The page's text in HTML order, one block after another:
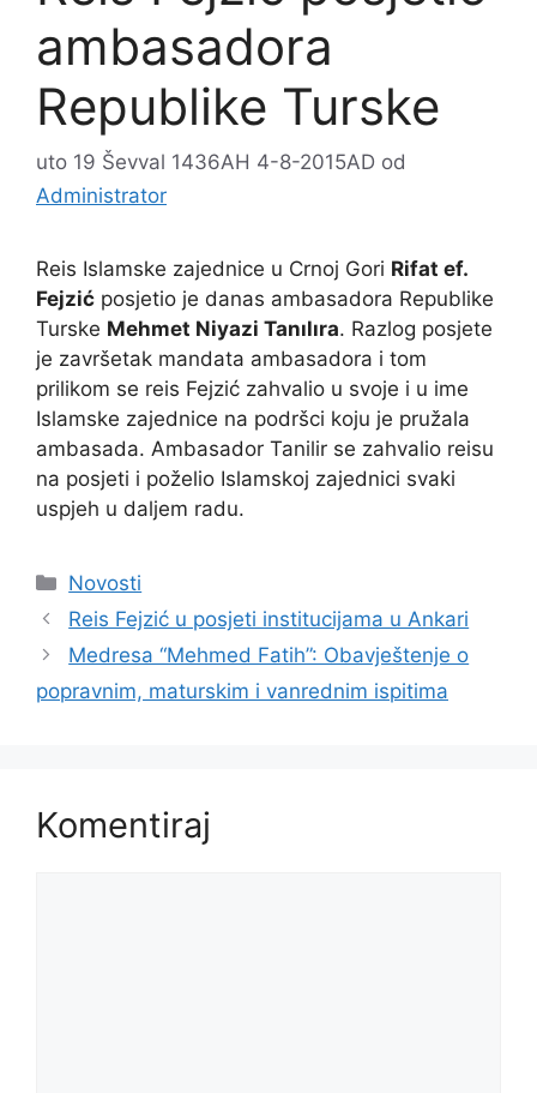
ambasadora
Republike Turske
uto 19 Ševval 1436AH 4-8-2015AD od
Administrator
Reis Islamske zajednice u Crnoj Gori Rifat ef.
Fejzić posjetio je danas ambasadora Republike
Turske Mehmet Niyazi Tanılıra. Razlog posjete
je završetak mandata ambasadora i tom
prilikom se reis Fejzić zahvalio u svoje i u ime
Islamske zajednice na podršci koju je pružala
ambasada. Ambasador Tanilir se zahvalio reisu
na posjeti i poželio Islamskoj zajednici svaki
uspjeh u daljem radu.
Kategorije
Novosti
Reis Fejzić u posjeti institucijama u Ankari
Medresa “Mehmed Fatih”: Obavještenje o
popravnim, maturskim i vanrednim ispitima
Komentiraj